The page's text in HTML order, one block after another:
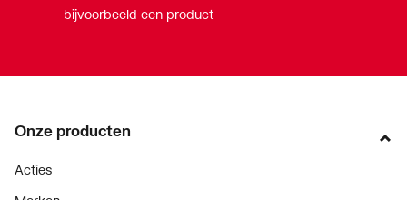
bijvoorbeeld een product
Onze producten
Acties